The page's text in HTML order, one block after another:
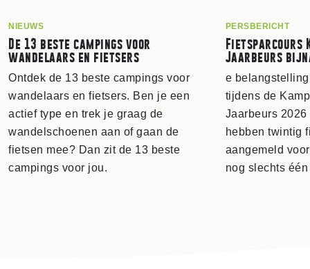
NIEUWS
De 13 beste campings voor
wandelaars en fietsers
Ontdek de 13 beste campings voor
wandelaars en fietsers. Ben je een
actief type en trek je graag de
wandelschoenen aan of gaan de
fietsen mee? Dan zit de 13 beste
campings voor jou.
PERSBERICHT
Fietsparcours
Jaarbeurs
e
tijdens de
Jaarbeurs
hebben twintig
aangemeld
nog slechts